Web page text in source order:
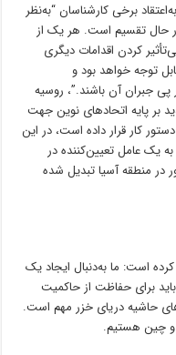
برخی کارشناسان “به‌نظر
حال تقسیم است. هر یک از
کردن اقدامات دیگری
توجه خواهد بود و
پی جبران آن باشند.”، روسیه
پایه اتحادهای نوین جهت
کار قرار داده است، در این
به یک عامل تعیین‌کننده در
در منطقه آسیا تبدیل شده
است: ما به‌دنبال ایجاد یک
برای حفاظت از حاکمیت
حاشیه دریای خزر مهم است.
و چین هستیم.